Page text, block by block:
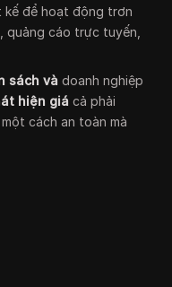
kế để hoạt động trơn
cáo trực tuyến,
sách và doanh nghiệp
hiện giá cả phải
cách an toàn mà